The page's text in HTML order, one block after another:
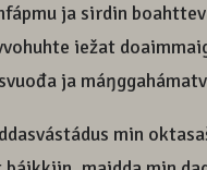
ja sirdin
iežat
ja
min